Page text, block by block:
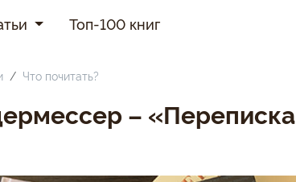
Топ-100 книг
Что почитать?
–